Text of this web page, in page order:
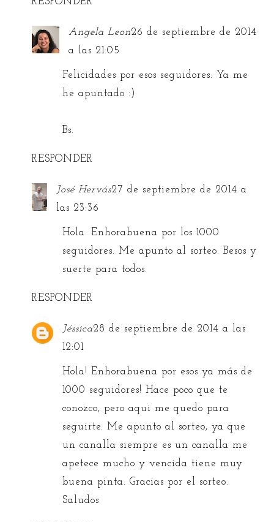
Angela Leon26 de septiembre de 2014
a las 21:05
Felicidades por esos seguidores. Ya me
he apuntado :)
Bs.
RESPONDER
José Hervás27 de septiembre de 2014 a
las 23:36
Hola. Enhorabuena por los 1000
seguidores. Me apunto al sorteo. Besos y
suerte para todos.
RESPONDER
Jéssica28 de septiembre de 2014 a las
12:01
Hola! Enhorabuena por esos ya más de
1000 seguidores! Hace poco que te
conozco, pero aqui me quedo para
seguirte. Me apunto al sorteo, ya que
un canalla siempre es un canalla me
apetece mucho y vencida tiene muy
buena pinta. Gracias por el sorteo.
Saludos